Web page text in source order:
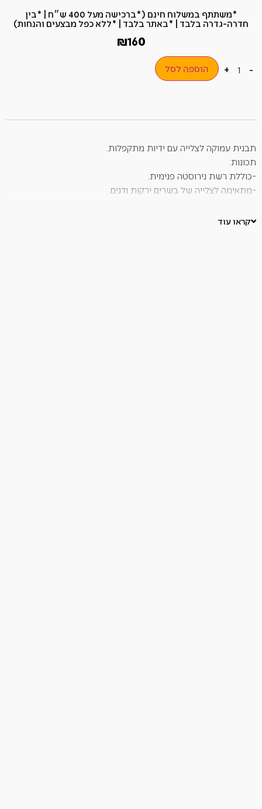
*משתתף במשלוח חינם (*ברכישה מעל 400 ש״ח​ | *בין
חדרה-גדרה בלבד | *באתר בלבד | *ללא כפל מבצעים והנחות)
₪160
-
+ הוספה לסל
תבנית עמוקה לצלייה עם ידיות מתקפלות.
תכונות:
-כוללת רשת נירוסטה פנימית.
-מתאימה לצלייה של בשרים ירקות ודגים.
– מידות: אורך 38 ס"מ, רוחב 28 ס"מ, גובה 7 ס"מ
קראו עוד